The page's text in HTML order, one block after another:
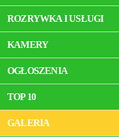
ROZRYWKA I USŁUGI
KAMERY
OGŁOSZENIA
TOP 10
GALERIA